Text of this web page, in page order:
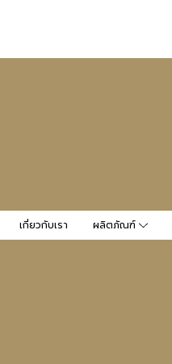
เกี่ยวกับเรา ผลิตภัณฑ์